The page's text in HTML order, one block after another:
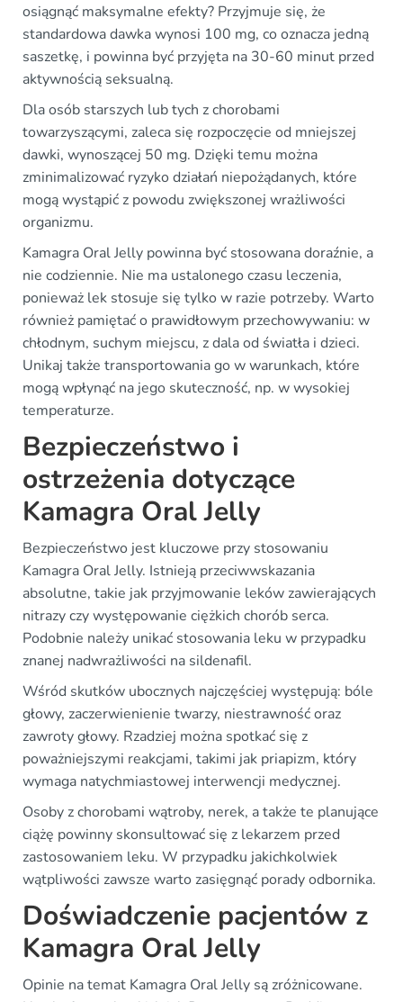
osiągnąć maksymalne efekty? Przyjmuje się, że
standardowa dawka wynosi 100 mg, co oznacza jedną
saszetkę, i powinna być przyjęta na 30-60 minut przed
aktywnością seksualną.
Dla osób starszych lub tych z chorobami
towarzyszącymi, zaleca się rozpoczęcie od mniejszej
dawki, wynoszącej 50 mg. Dzięki temu można
zminimalizować ryzyko działań niepożądanych, które
mogą wystąpić z powodu zwiększonej wrażliwości
organizmu.
Kamagra Oral Jelly powinna być stosowana doraźnie, a
nie codziennie. Nie ma ustalonego czasu leczenia,
ponieważ lek stosuje się tylko w razie potrzeby. Warto
również pamiętać o prawidłowym przechowywaniu: w
chłodnym, suchym miejscu, z dala od światła i dzieci.
Unikaj także transportowania go w warunkach, które
mogą wpłynąć na jego skuteczność, np. w wysokiej
temperaturze.
Bezpieczeństwo i
ostrzeżenia dotyczące
Kamagra Oral Jelly
Bezpieczeństwo jest kluczowe przy stosowaniu
Kamagra Oral Jelly. Istnieją przeciwwskazania
absolutne, takie jak przyjmowanie leków zawierających
nitrazy czy występowanie ciężkich chorób serca.
Podobnie należy unikać stosowania leku w przypadku
znanej nadwrażliwości na sildenafil.
Wśród skutków ubocznych najczęściej występują: bóle
głowy, zaczerwienienie twarzy, niestrawność oraz
zawroty głowy. Rzadziej można spotkać się z
poważniejszymi reakcjami, takimi jak priapizm, który
wymaga natychmiastowej interwencji medycznej.
Osoby z chorobami wątroby, nerek, a także te planujące
ciążę powinny skonsultować się z lekarzem przed
zastosowaniem leku. W przypadku jakichkolwiek
wątpliwości zawsze warto zasięgnąć porady odbornika.
Doświadczenie pacjentów z
Kamagra Oral Jelly
Opinie na temat Kamagra Oral Jelly są zróżnicowane.